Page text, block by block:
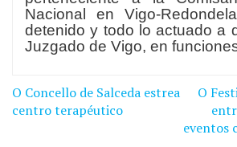
Nacional en Vigo-
detenido y todo lo actuado a
Juzgado de Vigo, en
Navegación
O Concello de Salceda estrea
centro terapéutico
O
eventos